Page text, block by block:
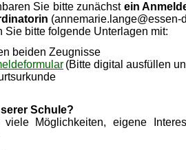
Sie bitte zunächst ein
(annemarie.lange@essen-
Sie bitte folgende Unterlagen mit:
beiden Zeugnisse
(Bitte digital ausfüllen
Schule?
viele Möglichkeiten, eigene